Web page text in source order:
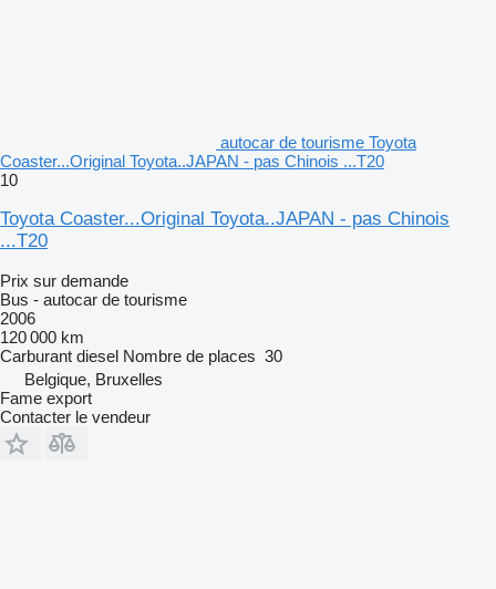
autocar de tourisme Toyota
Coaster...Original Toyota..JAPAN - pas Chinois ...T20
10
Toyota Coaster...Original Toyota..JAPAN - pas Chinois
...T20
Prix sur demande
Bus - autocar de tourisme
2006
120 000 km
Carburant diesel Nombre de places 30
Belgique, Bruxelles
Fame export
Contacter le vendeur